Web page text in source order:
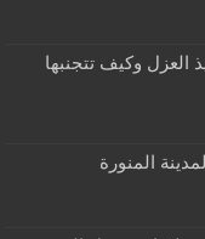
المنورة